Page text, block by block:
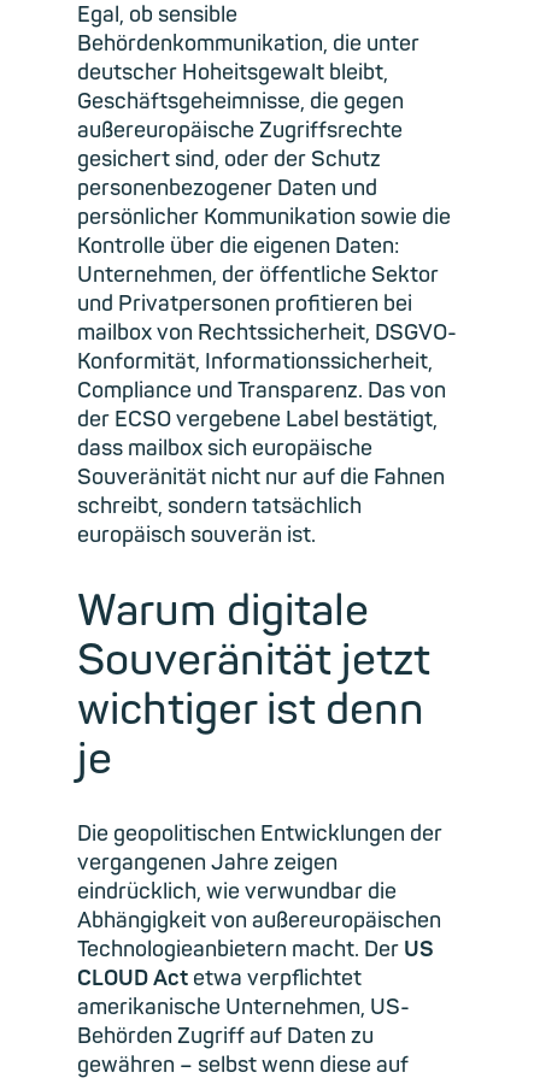
Egal, ob sensible
Behördenkommunikation, die unter
deutscher Hoheitsgewalt bleibt,
Geschäftsgeheimnisse, die gegen
außereuropäische Zugriffsrechte
gesichert sind, oder der Schutz
personenbezogener Daten und
persönlicher Kommunikation sowie die
Kontrolle über die eigenen Daten:
Unternehmen, der öffentliche Sektor
und Privatpersonen profitieren bei
mailbox von Rechtssicherheit, DSGVO-
Konformität, Informationssicherheit,
Compliance und Transparenz. Das von
der ECSO vergebene Label bestätigt,
dass mailbox sich europäische
Souveränität nicht nur auf die Fahnen
schreibt, sondern tatsächlich
europäisch souverän ist.
Warum digitale
Souveränität jetzt
wichtiger ist denn
je
Die geopolitischen Entwicklungen der
vergangenen Jahre zeigen
eindrücklich, wie verwundbar die
Abhängigkeit von außereuropäischen
Technologieanbietern macht. Der US
CLOUD Act etwa verpflichtet
amerikanische Unternehmen, US-
Behörden Zugriff auf Daten zu
gewähren – selbst wenn diese auf